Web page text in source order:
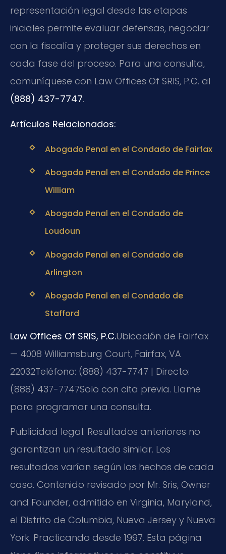
representación legal desde las etapas
iniciales permite evaluar defensas, negociar
con la fiscalía y proteger sus derechos en
cada fase del proceso. Para una consulta,
comuníquese con Law Offices Of SRIS, P.C. al
(888) 437-7747.
Artículos Relacionados:
Abogado Penal en el Condado de Fairfax
Abogado Penal en el Condado de Prince
William
Abogado Penal en el Condado de
Loudoun
Abogado Penal en el Condado de
Arlington
Abogado Penal en el Condado de
Stafford
Law Offices Of SRIS, P.C.Ubicación de Fairfax
— 4008 Williamsburg Court, Fairfax, VA
22032Teléfono: (888) 437-7747 | Directo:
(888) 437-7747Solo con cita previa. Llame
para programar una consulta.
Publicidad legal. Resultados anteriores no
garantizan un resultado similar. Los
resultados varían según los hechos de cada
caso. Contenido revisado por Mr. Sris, Owner
and Founder, admitido en Virginia, Maryland,
el Distrito de Columbia, Nueva Jersey y Nueva
York. Practicando desde 1997. Esta página